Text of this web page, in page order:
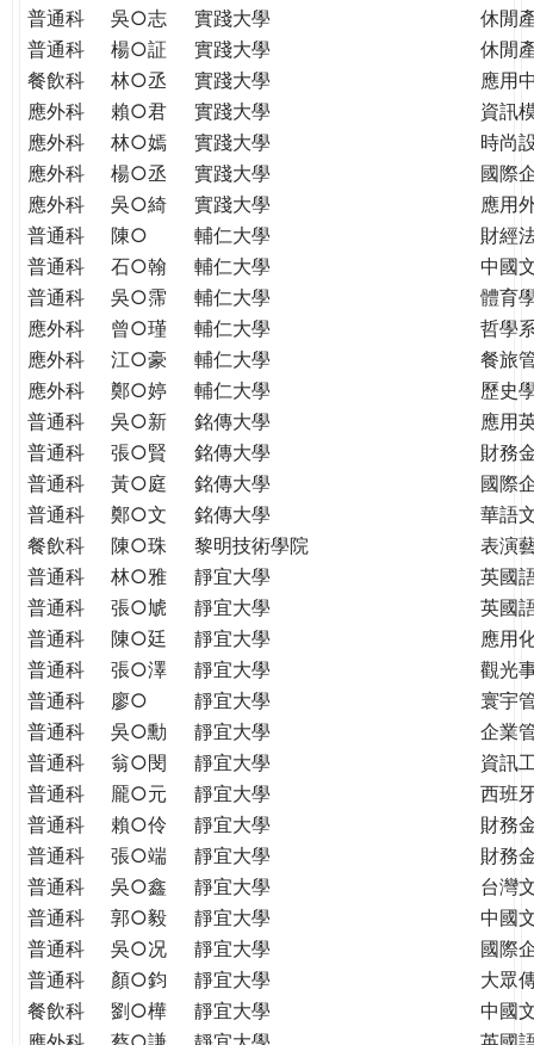
普通科
吳○志 實踐大學
休閒
普通科
楊○証 實踐大學
休閒
餐飲科
林○丞 實踐大學
應用
應外科
賴○君 實踐大學
資訊
應外科
林○嫣 實踐大學
時尚
應外科
楊○丞 實踐大學
國際
應外科
吳○綺 實踐大學
應用
普通科
陳○ 輔仁大學
財經
普通科
石○翰 輔仁大學
中國
普通科
吳○霈 輔仁大學
體育
應外科
曾○瑾 輔仁大學
哲學
應外科
江○豪 輔仁大學
餐旅
應外科
鄭○婷 輔仁大學
歷史
普通科
吳○新 銘傳大學
應用
普通科
張○賢 銘傳大學
財務
普通科
黃○庭 銘傳大學
國際
普通科
鄭○文 銘傳大學
華語
餐飲科
陳○珠 黎明技術學院
表演
普通科
林○雅 靜宜大學
英國
普通科
張○虓 靜宜大學
英國
普通科
陳○廷 靜宜大學
應用
普通科
張○澤 靜宜大學
觀光
普通科
廖○ 靜宜大學
寰宇
普通科
吳○勳 靜宜大學
企業
普通科
翁○閔 靜宜大學
資訊
普通科
龎○元 靜宜大學
西班
普通科
賴○伶 靜宜大學
財務
普通科
張○端 靜宜大學
財務
普通科
吳○鑫 靜宜大學
台灣
普通科
郭○毅 靜宜大學
中國
普通科
吳○况 靜宜大學
國際
普通科
顏○鈞 靜宜大學
大眾
餐飲科
劉○樺 靜宜大學
中國